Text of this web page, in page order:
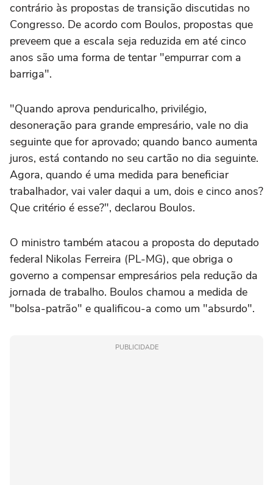
contrário às propostas de transição discutidas no
Congresso. De acordo com Boulos, propostas que
preveem que a escala seja reduzida em até cinco
anos são uma forma de tentar "empurrar com a
barriga".
"Quando aprova penduricalho, privilégio,
desoneração para grande empresário, vale no dia
seguinte que for aprovado; quando banco aumenta
juros, está contando no seu cartão no dia seguinte.
Agora, quando é uma medida para beneficiar
trabalhador, vai valer daqui a um, dois e cinco anos?
Que critério é esse?", declarou Boulos.
O ministro também atacou a proposta do deputado
federal Nikolas Ferreira (PL-MG), que obriga o
governo a compensar empresários pela redução da
jornada de trabalho. Boulos chamou a medida de
"bolsa-patrão" e qualificou-a como um "absurdo".
PUBLICIDADE